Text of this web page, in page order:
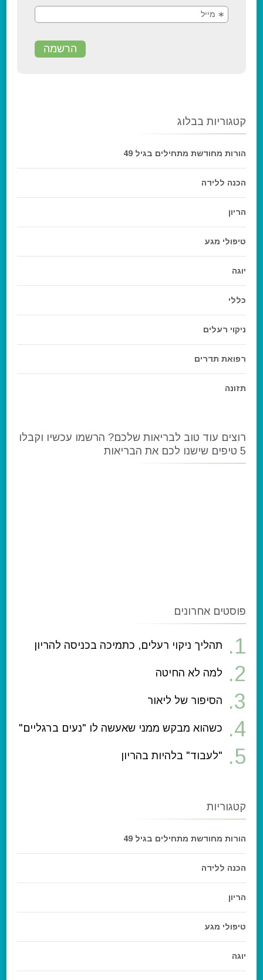
קטגוריות בבלוג
הורות מחודשת מתחילים בגיל 49
הכנה ללידה
הריון
טיפולי מגע
יוגה
כללי
ניקוי רעלים
רפואת תדרים
תזונה
רוצים עוד טוב לבריאות שלכם? הרשמו עכשיו וקבלו
5 טיפים שישנו לכם את הבריאות
פוסטים אחרונים
תהליך ניקוי רעלים, כתמיכה בכניסה להריון
למה לא החיטה
הסיפור של ליאור
כשהוא מבקש ממני שאעשה לו "נעים ברגליים"
"לעבוד" בלהיות בהריון
קטגוריות
הורות מחודשת מתחילים בגיל 49
הכנה ללידה
הריון
טיפולי מגע
יוגה